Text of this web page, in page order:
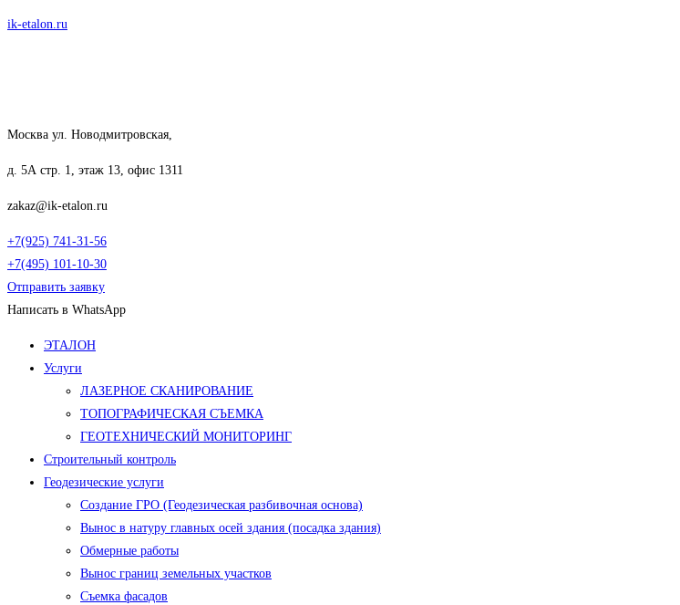
Перейти
ik-etalon.ru
Москва ул. Новодмитровская,
д. 5А стр. 1, этаж 13, офис 1311
zakaz@ik-etalon.ru
+7(925) 741-31-56
+7(495) 101-10-30
Отправить заявку
Написать в WhatsApp
Меню
ЭТАЛОН
Услуги
ЛАЗЕРНОЕ СКАНИРОВАНИЕ
ТОПОГРАФИЧЕСКАЯ СЪЕМКА
ГЕОТЕХНИЧЕСКИЙ МОНИТОРИНГ
Строительный контроль
Геодезические услуги
Создание ГРО (Геодезическая разбивочная основа)
Вынос в натуру главных осей здания (посадка здания)
Обмерные работы
Вынос границ земельных участков
Съемка фасадов